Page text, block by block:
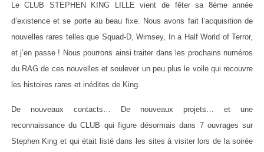
Le CLUB STEPHEN KING LILLE vient de fêter sa 8ème année
d’existence et se porte au beau fixe. Nous avons fait l’acquisition de
nouvelles rares telles que Squad-D, Wimsey, In a Half World of Terror,
et j’en passe ! Nous pourrons ainsi traiter dans les prochains numéros
du RAG de ces nouvelles et soulever un peu plus le voile qui recouvre
les histoires rares et inédites de King.
De nouveaux contacts… De nouveaux projets… et une
reconnaissance du CLUB qui figure désormais dans 7 ouvrages sur
Stephen King et qui était listé dans les sites à visiter lors de la soirée